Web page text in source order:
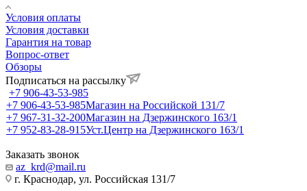
Условия оплаты
Условия доставки
Гарантия на товар
Вопрос-ответ
Обзоры
Подписаться на рассылку
+7 906-43-53-985
+7 906-43-53-985Магазин на Российской 131/7
+7 967-31-32-200Магазин на Дзержинского 163/1
+7 952-83-28-915Уст.Центр на Дзержинского 163/1
Заказать звонок
az_krd@mail.ru
г. Краснодар, ул. Российская 131/7